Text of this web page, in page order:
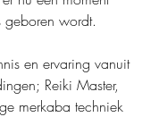
geboren wordt.
en ervaring vanuit
Reiki Master,
merkaba techniek